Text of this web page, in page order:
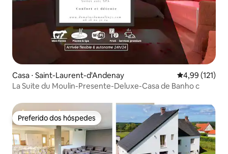
Casa ⋅ Saint-Laurent-d'Andenay 4,99 de uma
4,99 (121)
La Suite du Moulin-Presente-Deluxe-Casa de Banho c
Preferido dos hóspedes
Preferido dos hóspedes